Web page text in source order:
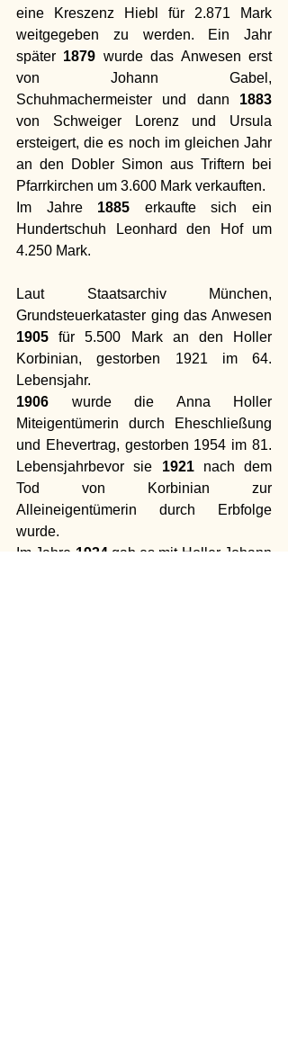
eine Kreszenz Hiebl für 2.871 Mark
weitgegeben zu werden. Ein Jahr
später 1879 wurde das Anwesen erst
von Johann Gabel,
Schuhmachermeister und dann
von Schweiger Lorenz und Ursula
ersteigert, die es noch im gleichen Jahr
an den Dobler Simon aus Triftern bei
Pfarrkirchen um 3.600 Mark verkauften.
Im Jahre 1885 erkaufte sich ein
Hundertschuh Leonhard den Hof um
4.250 Mark.
Laut Staatsarchiv München,
1905 für 5.500 Mark an den Holler
Korbinian, gestorben 1921 im 64.
Lebensjahr.
1906 wurde die Anna Holler
Miteigentümerin durch Eheschließung
und Ehevertrag, gestorben 1954 im 81.
Lebensjahrbevor sie 1921 nach dem
Tod von Korbinian zur
Alleineigentümerin durch Erbfolge
wurde.
Im Jahre 1934 gab es mit Holler Johann